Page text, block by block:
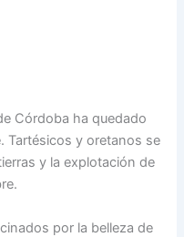
Córdoba ha quedado
Tartésicos y oretanos se
y la explotación de
por la belleza de